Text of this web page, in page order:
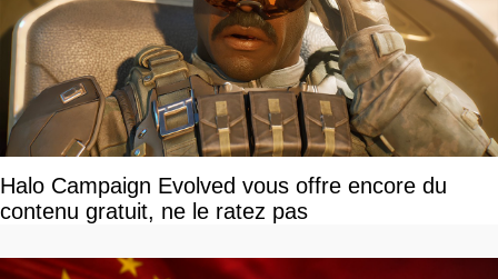
Halo Campaign Evolved vous offre encore du
contenu gratuit, ne le ratez pas